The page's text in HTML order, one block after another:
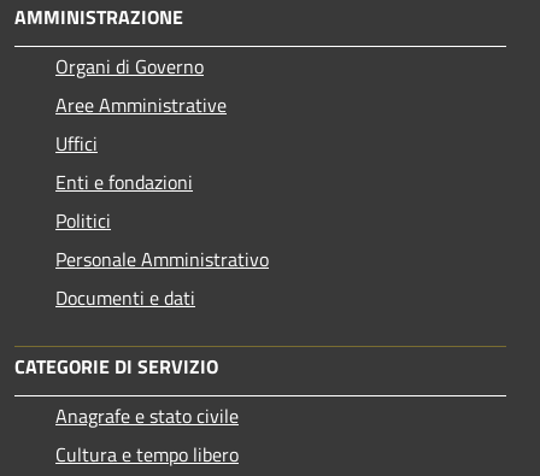
AMMINISTRAZIONE
Organi di Governo
Aree Amministrative
Uffici
Enti e fondazioni
Politici
Personale Amministrativo
Documenti e dati
CATEGORIE DI SERVIZIO
Anagrafe e stato civile
Cultura e tempo libero